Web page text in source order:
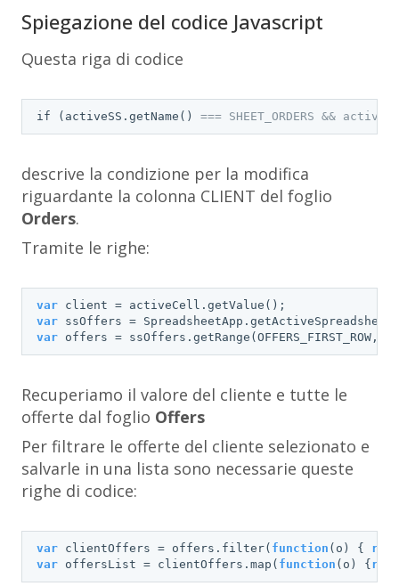
Spiegazione del codice Javascript
Questa riga di codice
if (activeSS.getName() === SHEET_ORDERS &&
descrive la condizione per la modifica
riguardante la colonna CLIENT del foglio
Orders.
Tramite le righe:
var
var
var offers = ssOffers.getRange(OFFERS_FIRST_ROW,
Recuperiamo il valore del cliente e tutte le
offerte dal foglio Offers
Per filtrare le offerte del cliente selezionato e
salvarle in una lista sono necessarie queste
righe di codice:
var clientOffers = offers.filter( function ( o ) {
var offersList = clientOffers.map( function ( o ) {